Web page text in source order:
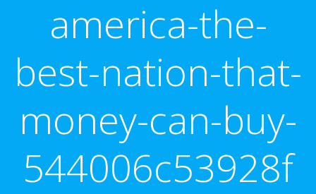
america-the-
best-nation-that-
money-can-buy-
544006c53928f